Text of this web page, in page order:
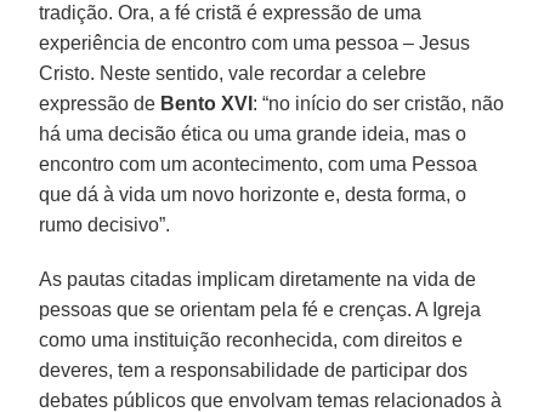
tradição. Ora, a fé cristã é expressão de uma
experiência de encontro com uma pessoa – Jesus
Cristo. Neste sentido, vale recordar a celebre
expressão de Bento XVI : “no início do ser cristão, não
há uma decisão ética ou uma grande ideia, mas o
encontro com um acontecimento, com uma Pessoa
que dá à vida um novo horizonte e, desta forma, o
rumo decisivo”.
As pautas citadas implicam diretamente na vida de
pessoas que se orientam pela fé e crenças. A Igreja
como uma instituição reconhecida, com direitos e
deveres, tem a responsabilidade de participar dos
debates públicos que envolvam temas relacionados à